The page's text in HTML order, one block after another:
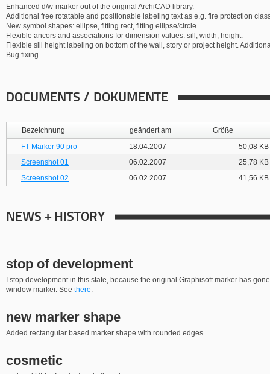
Enhanced d/w-marker out of the original ArchiCAD library.
Additional free rotatable and positionable labeling text as e.g. fire protection
New symbol shapes: ellipse, fitting rect, fitting ellipse/circle
Flexible ancors and associations for dimension values: sill, width, height.
Flexible sill height labeling on bottom of the wall, story or project height.
Bug fixing
DOCUMENTS / DOKUMENTE
Bezeichnung geändert am
Größe
FT Marker 90 pro
18.04.2007
50,08 KB
Screenshot 01
06.02.2007
25,78 KB
Screenshot 02
06.02.2007 41,56 KB
NEWS + HISTORY
stop of development
I stop development in this state, because the original Graphisoft marker has
window marker. See there.
new marker shape
Added rectangular based marker shape with rounded edges
cosmetic